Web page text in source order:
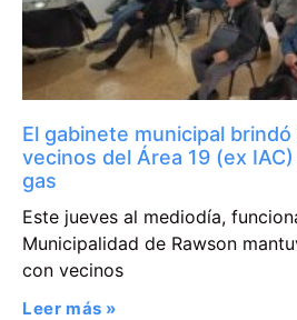
El gabinete municipal
vecinos del Área 19 (ex
gas
Este jueves al mediodía,
Municipalidad de Rawson
con vecinos
Leer más »